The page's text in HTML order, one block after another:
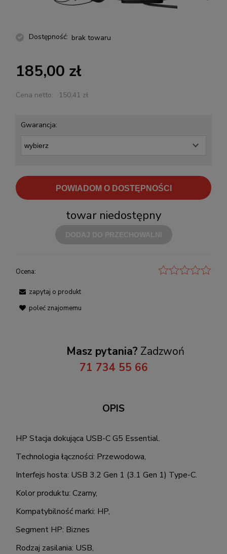
Dostępność: brak towaru
185,00 zł
Cena netto: 150,41 zł
Gwarancja:
POWIADOM O DOSTĘPNOŚCI
towar niedostępny
Ocena:
zapytaj o produkt
poleć znajomemu
Masz pytania? Zadzwoń
71 734 55 66
OPIS
HP Stacja dokująca USB-C G5 Essential.
Technologia łączności: Przewodowa,
Interfejs hosta: USB 3.2 Gen 1 (3.1 Gen 1) Type-C.
Kolor produktu: Czarny,
Kompatybilność marki: HP,
Segment HP: Biznes
Rodzaj zasilania: USB,